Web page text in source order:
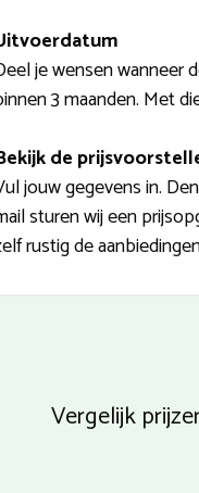
je wensen wanneer
3 maanden. Met
de
jouw gegevens in.
sturen wij een
rustig de
Vergelijk